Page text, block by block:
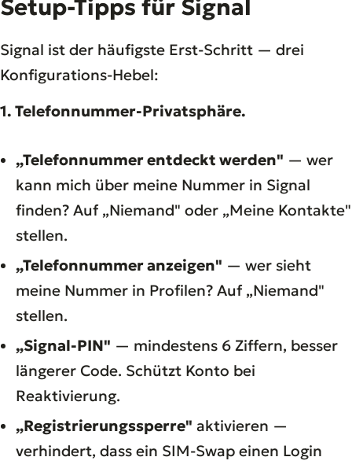
Setup-Tipps für Signal
Signal ist der häufigste Erst-Schritt — drei
Konfigurations-Hebel:
1. Telefonnummer-Privatsphäre.
„Telefonnummer entdeckt werden" — wer
kann mich über meine Nummer in Signal
finden? Auf „Niemand" oder „Meine Kontakte"
stellen.
„Telefonnummer anzeigen" — wer sieht
meine Nummer in Profilen? Auf „Niemand"
stellen.
„Signal-PIN" — mindestens 6 Ziffern, besser
längerer Code. Schützt Konto bei
Reaktivierung.
„Registrierungssperre" aktivieren —
verhindert, dass ein SIM-Swap einen Login